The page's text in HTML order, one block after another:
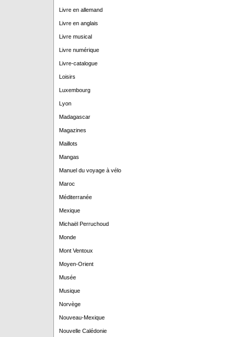
Livre en allemand
Livre en anglais
Livre musical
Livre numérique
Livre-catalogue
Loisirs
Luxembourg
Lyon
Madagascar
Magazines
Maillots
Mangas
Manuel du voyage à vélo
Maroc
Méditerranée
Mexique
Michaël Perruchoud
Monde
Mont Ventoux
Moyen-Orient
Musée
Musique
Norvège
Nouveau-Mexique
Nouvelle Calédonie